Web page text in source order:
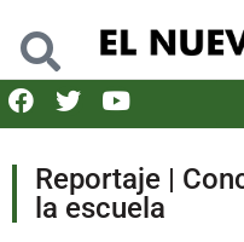
Reportaje |
la escuela